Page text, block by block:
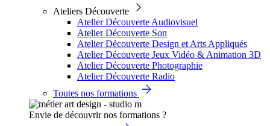
Ateliers Découverte
Atelier Découverte Audiovisuel
Atelier Découverte Son
Atelier Découverte Design et Arts Appliqués
Atelier Découverte Jeux Vidéo & Animation 3D
Atelier Découverte Photographie
Atelier Découverte Radio
Toutes nos formations
Envie de découvrir nos formations ?